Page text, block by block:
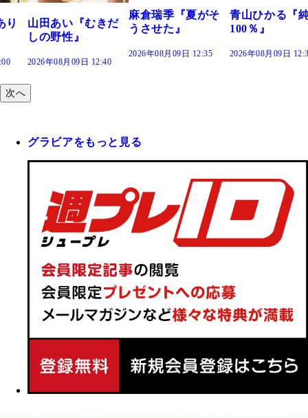
だ
麻倉瑞季『夏がそ
うさせた』
青山ひかる『純度
100％』
2026年08月09日 12:30
次へ
グラビアをもっと見る